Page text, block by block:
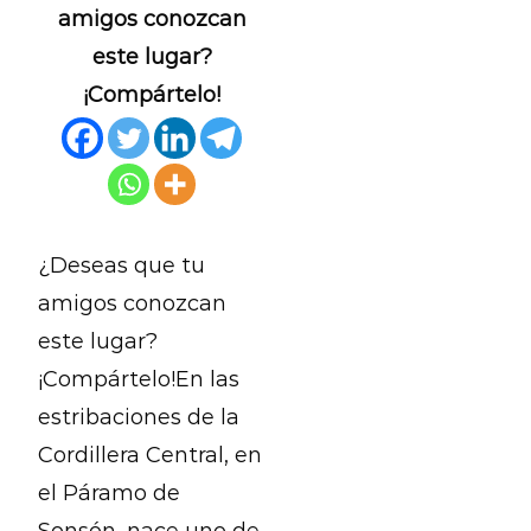
amigos conozcan
este lugar?
¡Compártelo!
¿Deseas que tu
amigos conozcan
este lugar?
¡Compártelo!En las
estribaciones de la
Cordillera Central, en
el Páramo de